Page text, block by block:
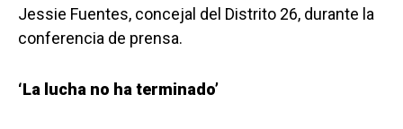
Jessie Fuentes, concejal del Distrito 26, durante la
conferencia de prensa.
‘La lucha no ha terminado’